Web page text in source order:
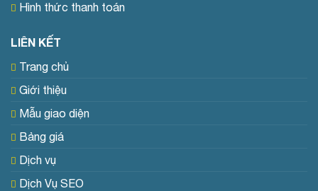
Hình thức thanh toán
LIÊN KẾT
Trang chủ
Giới thiệu
Mẫu giao diện
Bảng giá
Dịch vụ
Dịch Vụ SEO